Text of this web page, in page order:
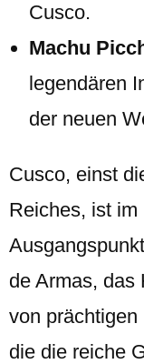
Cusco.
Machu
legendären
der neuen
Cusco, einst
Reiches, ist
de Armas, das
von
die die reiche